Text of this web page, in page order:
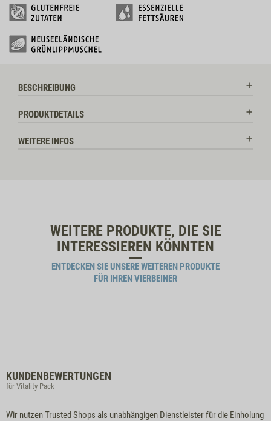
BESCHREIBUNG
PRODUKTDETAILS
WEITERE INFOS
WEITERE PRODUKTE, DIE SIE
INTERESSIEREN KÖNNTEN
ENTDECKEN SIE UNSERE WEITEREN PRODUKTE
FÜR IHREN VIERBEINER
KUNDENBEWERTUNGEN
für Vitality Pack
Wir nutzen Trusted Shops als unabhängigen Dienstleister für die Einholung